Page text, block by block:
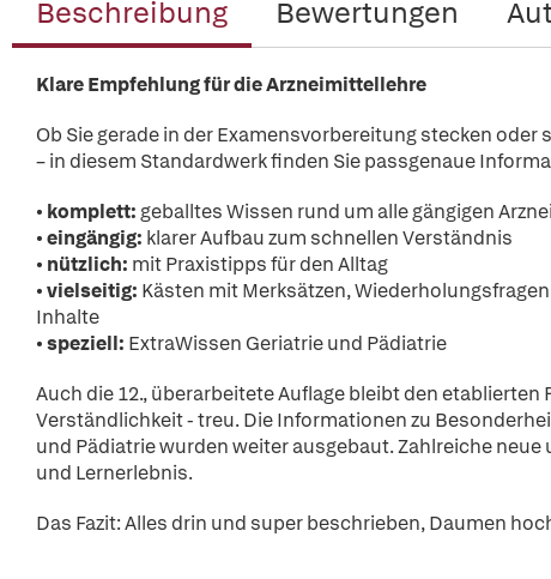
Beschreibung Bewertungen
Klare Empfehlung für die Arzneimittellehre
Ob Sie gerade in der Examensvorbereitung stecken
– in diesem Standardwerk finden Sie passgenaue
• komplett:geballtes Wissen rund um alle gängigen
•eingängig: klarer Aufbau zum schnellen Verständnis
• nützlich: mit Praxistipps für den Alltag
•vielseitig: Kästen mit Merksätzen,
Inhalte
•speziell: ExtraWissen Geriatrie und Pädiatrie
Auch die 12., überarbeitete Auflage bleibt den
Verständlichkeit - treu. Die Informationen zu
und Pädiatrie wurden weiter ausgebaut. Zahlreiche
und Lernerlebnis.
Das Fazit: Alles drin und super beschrieben, Daumen